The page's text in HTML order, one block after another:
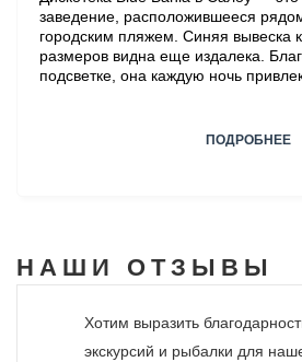
заведение, расположившееся
городским пляжем. Синяя вывеска
размеров видна еще издалека.
подсветке, она каждую ночь
ПОДРОБНЕЕ
НАШИ ОТЗЫВЫ
Хотим выразить
экскурсий и рыбалки для